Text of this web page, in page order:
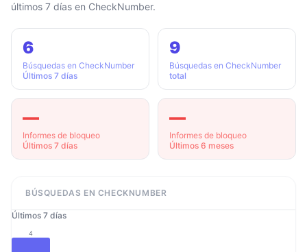
últimos 7 días en CheckNumber.
6
Búsquedas en CheckNumber
Últimos 7 días
9
Búsquedas en CheckNumber
total
—
Informes de bloqueo
Últimos 7 días
—
Informes de bloqueo
Últimos 6 meses
BÚSQUEDAS EN CHECKNUMBER
Últimos 7 días
4